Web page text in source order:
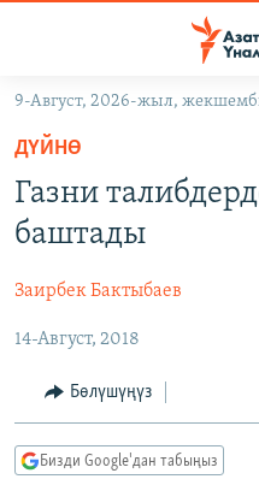
Навигацияга
өтүңүз
Издөөгө
салыңыз
ЖАҢЫЛЫКТАР
ЭКОНОМИКА
МАДАНИЯТ
ДҮЙНӨ
БОРБОР АЗИЯ
АТАЙЫН ИЛИКТӨӨ
ТВ ПРОГРАММАЛАР
БҮГҮН АЗАТТЫКТА
БИЗ ЖАНА ДҮЙНӨ
ПОДКАСТ
ӨЗГӨЧӨ ПИКИР
9-Август, 2026-жыл,
ДҮЙНӨ
Газни
баштады
Заирбек Бактыбаев
14-Август, 2018
Бөлүшүңүз
Бизди Google'дан табыңыз